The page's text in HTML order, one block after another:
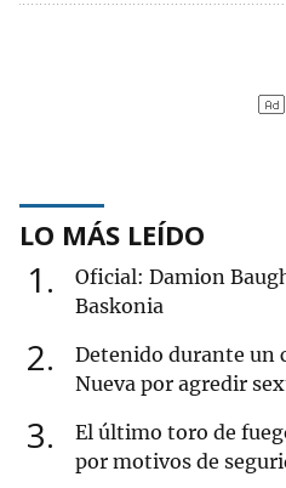
LO MÁS LEÍDO
1
Oficial: Damion
Baskonia
2
Detenido durante un
Nueva por agredir
3
El último toro de
por motivos de